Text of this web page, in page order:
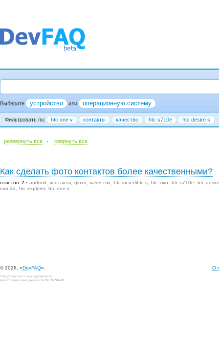
Выберите устройство или операционную систему
Фильтровать по: htc one v контакты качество htc s710e htc desire s
развернуть все · cвернуть все
Как сделать фото контактов более качественными?
ответов: 2 android контакты фото качество htc incredible s htc vivo htc s710e
htc
evo 3d
htc explorer htc one v
© 2026, «DevFAQ». О
Свидетельство о государственной
регистрации базы данных №2012620649.